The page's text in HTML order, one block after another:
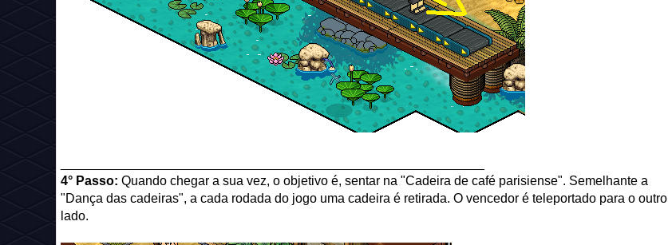
4° Passo: Quando chegar a sua vez, o objetivo é, sentar na "Cadeira de café parisiense". Semelhante a
"Dança das cadeiras", a cada rodada do jogo uma cadeira é retirada. O vencedor é teleportado para o outro
lado.